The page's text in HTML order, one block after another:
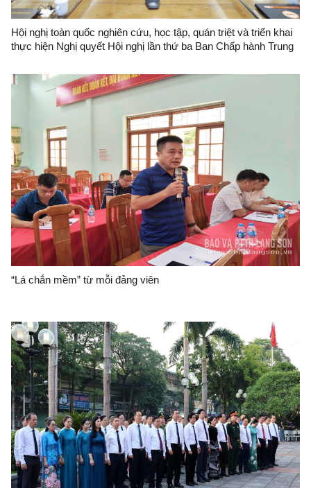
Hội nghị toàn quốc nghiên cứu, học tập, quán triệt và triển khai
thực hiện Nghị quyết Hội nghị lần thứ ba Ban Chấp hành Trung
“Lá chắn mềm” từ mỗi đảng viên